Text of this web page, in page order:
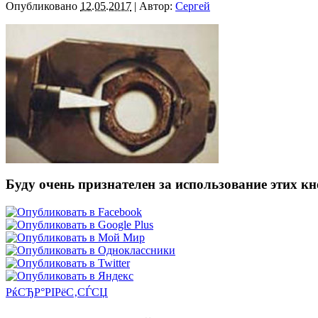
Опубликовано 12.05.2017 | Автор: Сергей
Буду очень признателен за использование этих
РќСЂР°РІРёС‚СЃСЏ